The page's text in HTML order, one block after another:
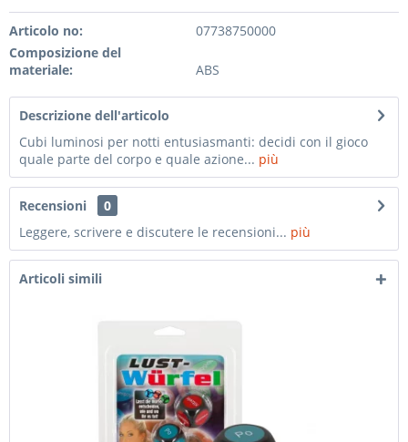
Articolo no:
07738750000
Composizione del
materiale:
ABS
Descrizione dell'articolo
Cubi luminosi per notti entusiasmanti: decidi con il gioco
quale parte del corpo e quale azione... più
Recensioni
0
Leggere, scrivere e discutere le recensioni... più
Articoli simili